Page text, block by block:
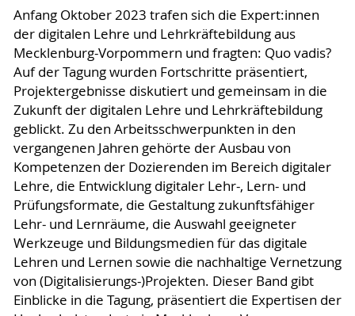
Anfang Oktober 2023 trafen sich die Expert:innen
der digitalen Lehre und Lehrkräftebildung aus
Mecklenburg-Vorpommern und fragten: Quo vadis?
Auf der Tagung wurden Fortschritte präsentiert,
Projektergebnisse diskutiert und gemeinsam in die
Zukunft der digitalen Lehre und Lehrkräftebildung
geblickt. Zu den Arbeitsschwerpunkten in den
vergangenen Jahren gehörte der Ausbau von
Kompetenzen der Dozierenden im Bereich digitaler
Lehre, die Entwicklung digitaler Lehr-, Lern- und
Prüfungsformate, die Gestaltung zukunftsfähiger
Lehr- und Lernräume, die Auswahl geeigneter
Werkzeuge und Bildungsmedien für das digitale
Lehren und Lernen sowie die nachhaltige Vernetzung
von (Digitalisierungs-)Projekten. Dieser Band gibt
Einblicke in die Tagung, präsentiert die Expertisen der